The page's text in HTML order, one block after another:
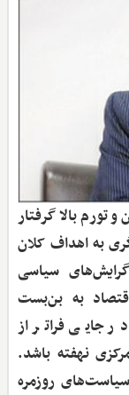
تورم بالا گرفتار
به اهداف کلان
سیاسی
به بن‌بست
جایی فراتر از
نهفته باشد.
روزمره